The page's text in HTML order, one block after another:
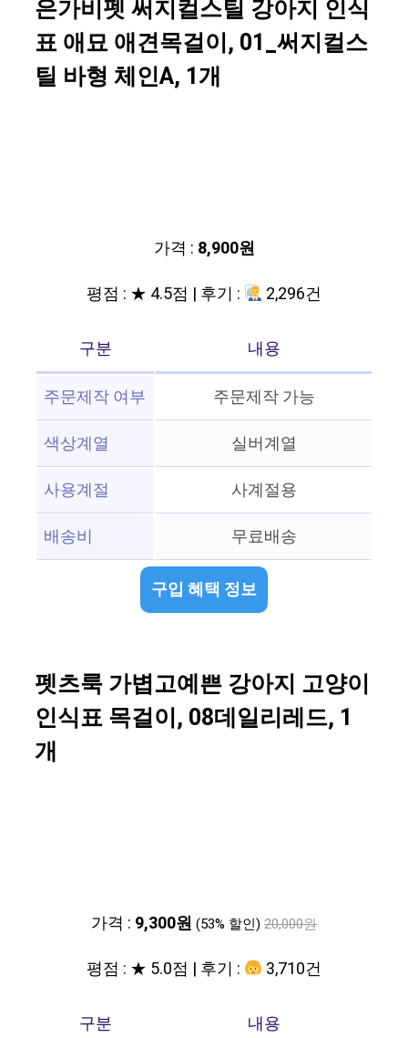
은가비펫 써지컬스틸 강아지 인식
표 애묘 애견목걸이, 01_써지컬스
틸 바형 체인A, 1개
가격 : 8,900원
평점 : ★ 4.5점 | 후기 :
2,296건
구분
내용
주문제작 여부
주문제작 가능
색상계열
실버계열
사용계절
사계절용
배송비
무료배송
구입 혜택 정보
펫츠룩 가볍고예쁜 강아지 고양이
인식표 목걸이, 08데일리레드, 1
개
가격 : 9,300원 (53% 할인) 20,000원
평점 : ★ 5.0점 | 후기 : 3,710건
구분
내용